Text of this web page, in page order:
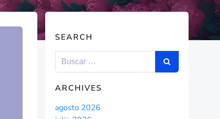
SEARCH
ARCHIVES
agosto 2026